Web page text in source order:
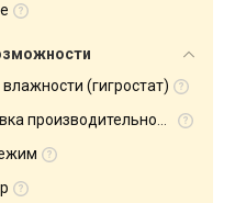
(гигростат)
производительности